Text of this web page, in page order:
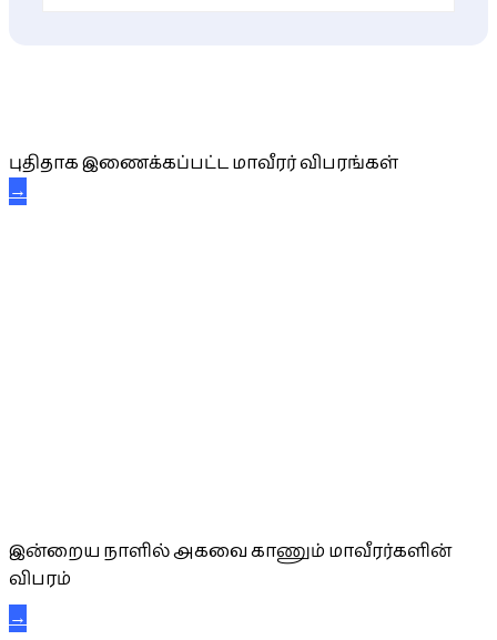
புதிதாக இணைக்கப்பட்ட மாவீரர் விபரங்கள்
→
இன்றைய நாளில் அகவை காணும் மாவீரர்களின்
விபரம்
→